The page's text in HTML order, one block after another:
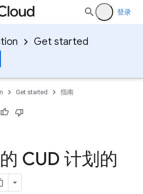
登录
Get started
Get started 指南
CUD 计划的